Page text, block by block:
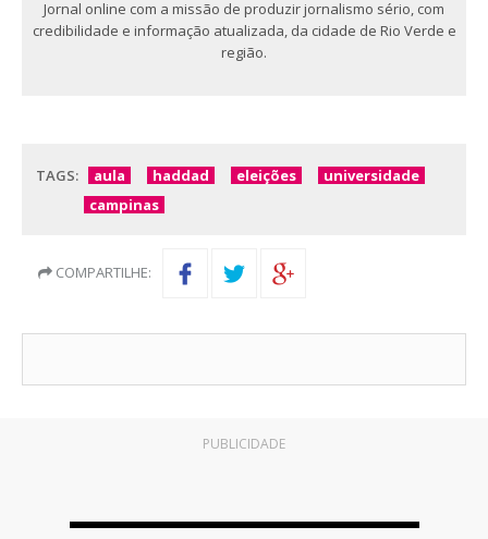
Jornal online com a missão de produzir jornalismo sério, com
credibilidade e informação atualizada, da cidade de Rio Verde e
região.
TAGS: aula haddad eleições
universidade
campinas
COMPARTILHE:
PUBLICIDADE